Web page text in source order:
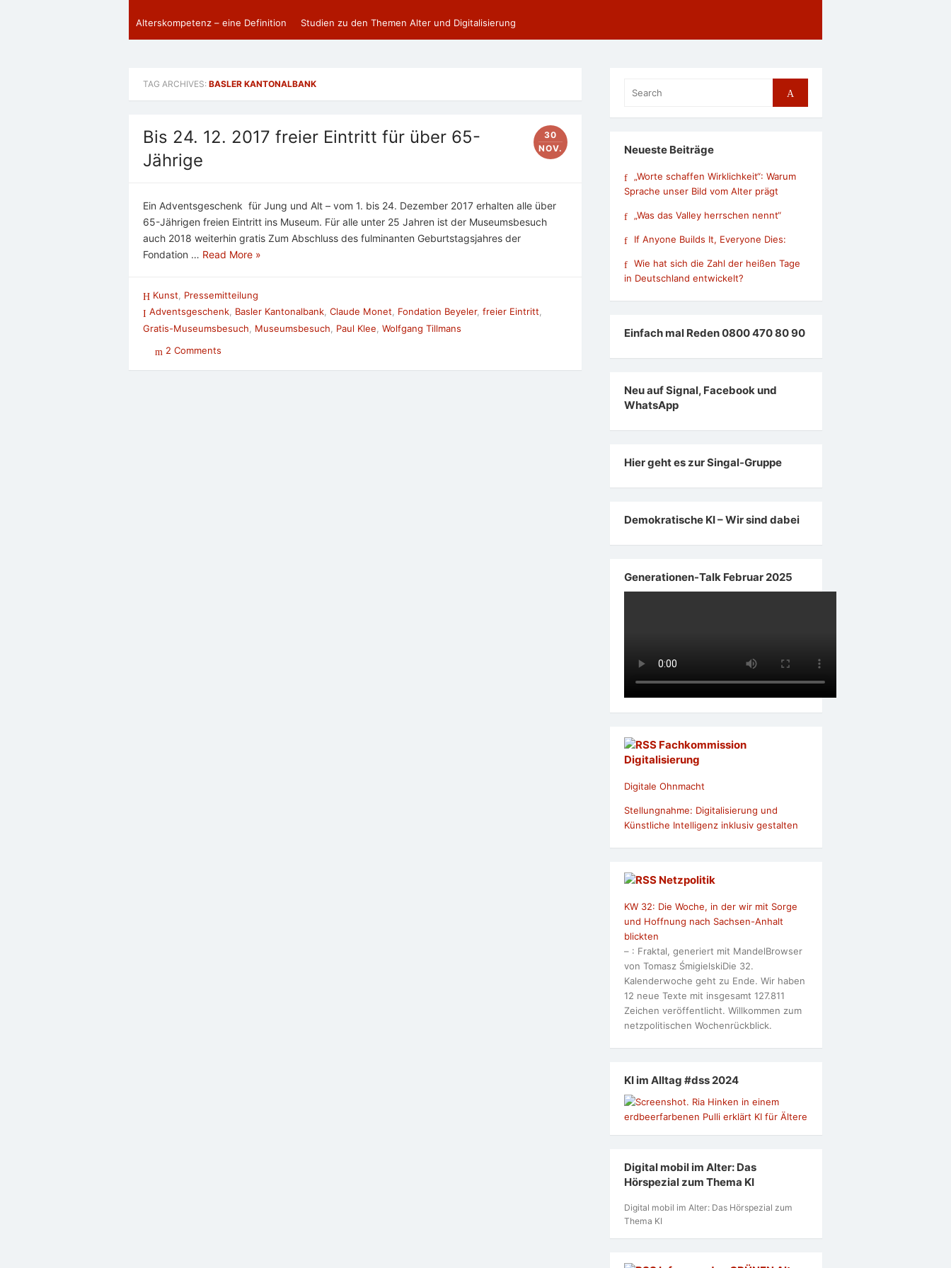
Alterskompetenz – eine Definition Studien zu den Themen Alter und Digitalisierung
TAG ARCHIVES: BASLER KANTONALBANK
Bis 24. 12. 2017 freier Eintritt für über 65-
Jährige
30
NOV.
Ein Adventsgeschenk für Jung und Alt – vom 1. bis 24. Dezember 2017 erhalten alle über
65-Jährigen freien Eintritt ins Museum. Für alle unter 25 Jahren ist der Museumsbesuch
auch 2018 weiterhin gratis Zum Abschluss des fulminanten Geburtstagsjahres der
Fondation … Read More »
Kunst
Pressemitteilung
Adventsgeschenk, Basler Kantonalbank, Claude Monet, Fondation Beyeler, freier Eintritt,
Gratis-Museumsbesuch
Museumsbesuch Paul Klee Wolfgang Tillmans
2 Comments
for:
Search
Neueste Beiträge
„Worte schaffen Wirklichkeit“: Warum
Sprache unser Bild vom Alter prägt
„Was das Valley herrschen nennt“
If Anyone Builds It, Everyone Dies:
Wie hat sich die Zahl der heißen Tage
in Deutschland entwickelt?
Einfach mal Reden 0800 470 80 90
Neu auf Signal, Facebook und
WhatsApp
Hier geht es zur Singal-Gruppe
Demokratische KI – Wir sind dabei
Generationen-Talk Februar 2025
Fachkommission
Digitalisierung
Digitale Ohnmacht
Stellungnahme: Digitalisierung und
Künstliche Intelligenz inklusiv gestalten
Netzpolitik
KW 32: Die Woche, in der wir mit Sorge
und Hoffnung nach Sachsen-Anhalt
blickten
– : Fraktal, generiert mit MandelBrowser
von Tomasz ŚmigielskiDie 32.
Kalenderwoche geht zu Ende. Wir haben
12 neue Texte mit insgesamt 127.811
Zeichen veröffentlicht. Willkommen zum
netzpolitischen Wochenrückblick.
KI im Alltag #dss 2024
Digital mobil im Alter: Das
Hörspezial zum Thema KI
Digital mobil im Alter: Das Hörspezial zum
Thema KI